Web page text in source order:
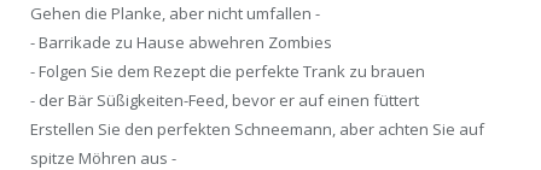
Gehen die Planke, aber nicht umfallen -
- Barrikade zu Hause abwehren Zombies
- Folgen Sie dem Rezept die perfekte Trank zu brauen
- der Bär Süßigkeiten-Feed, bevor er auf einen füttert
Erstellen Sie den perfekten Schneemann, aber achten Sie auf
spitze Möhren aus -